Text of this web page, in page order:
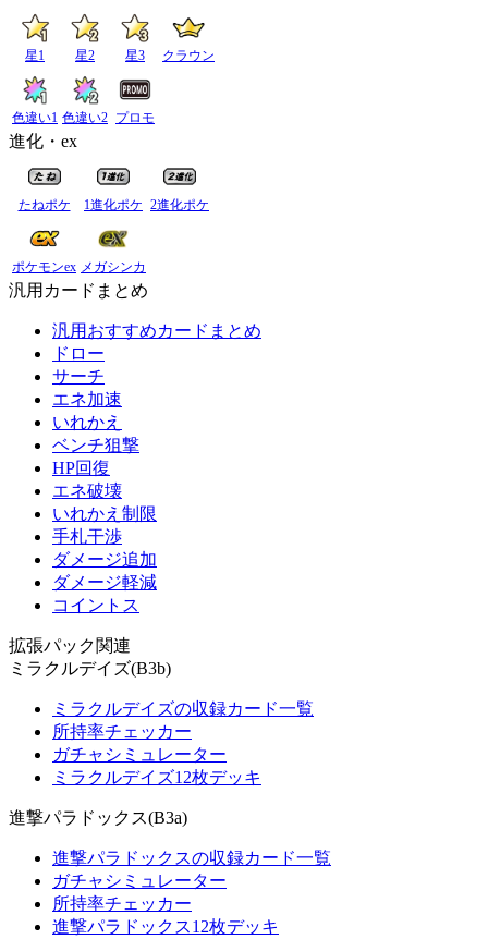
星1 星2 星3 クラウン
色違い1 色違い2 プロモ
進化・ex
たねポケ 1進化ポケ 2進化ポケ
ポケモンex メガシンカ
汎用カードまとめ
汎用おすすめカードまとめ
ドロー
サーチ
エネ加速
いれかえ
ベンチ狙撃
HP回復
エネ破壊
いれかえ制限
手札干渉
ダメージ追加
ダメージ軽減
コイントス
拡張パック関連
ミラクルデイズ(B3b)
ミラクルデイズの収録カード一覧
所持率チェッカー
ガチャシミュレーター
ミラクルデイズ12枚デッキ
進撃パラドックス(B3a)
進撃パラドックスの収録カード一覧
ガチャシミュレーター
所持率チェッカー
進撃パラドックス12枚デッキ